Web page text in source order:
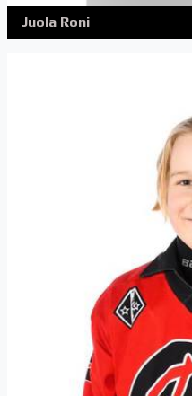
Juola Roni